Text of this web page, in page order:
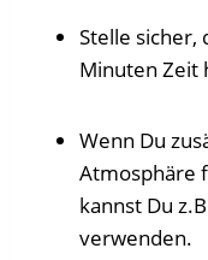
Stelle sicher,
Minuten Zeit
Wenn Du
Atmosphäre
kannst Du
verwenden.